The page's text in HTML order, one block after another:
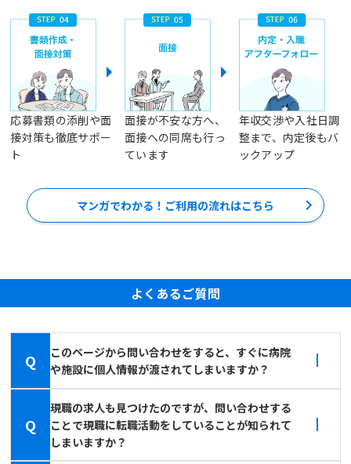
応募書類の添削や面
接対策も徹底サポー
ト
面接が不安な方へ、
面接への同席も行っ
ています
年収交渉や入社日調
整まで、内定後もバ
ックアップ
マンガでわかる！ご利用の流れはこちら
よくあるご質問
Q
このページから問い合わせをすると、すぐに病院
や施設に個人情報が渡されてしまいますか？
Q
現職の求人も見つけたのですが、問い合わせする
ことで現職に転職活動をしていることが知られて
しまいますか？